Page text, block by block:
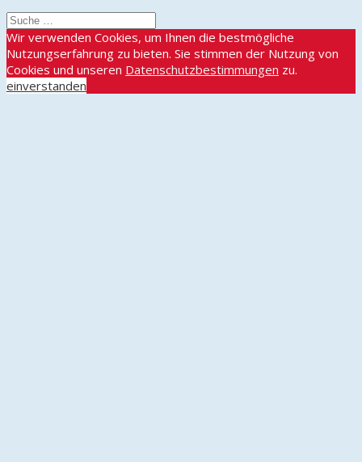
Wir verwenden Cookies, um Ihnen die bestmögliche
Nutzungserfahrung zu bieten. Sie stimmen der Nutzung von
Cookies und unseren Datenschutzbestimmungen zu.
einverstanden